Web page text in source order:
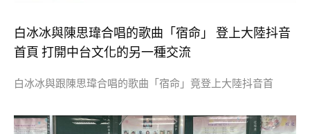
白冰冰與陳思瑋合唱的歌曲「宿命」 登上大陸抖音
首頁 打開中台文化的另一種交流
白冰冰與跟陳思瑋合唱的歌曲「宿命」竟登上大陸抖音首